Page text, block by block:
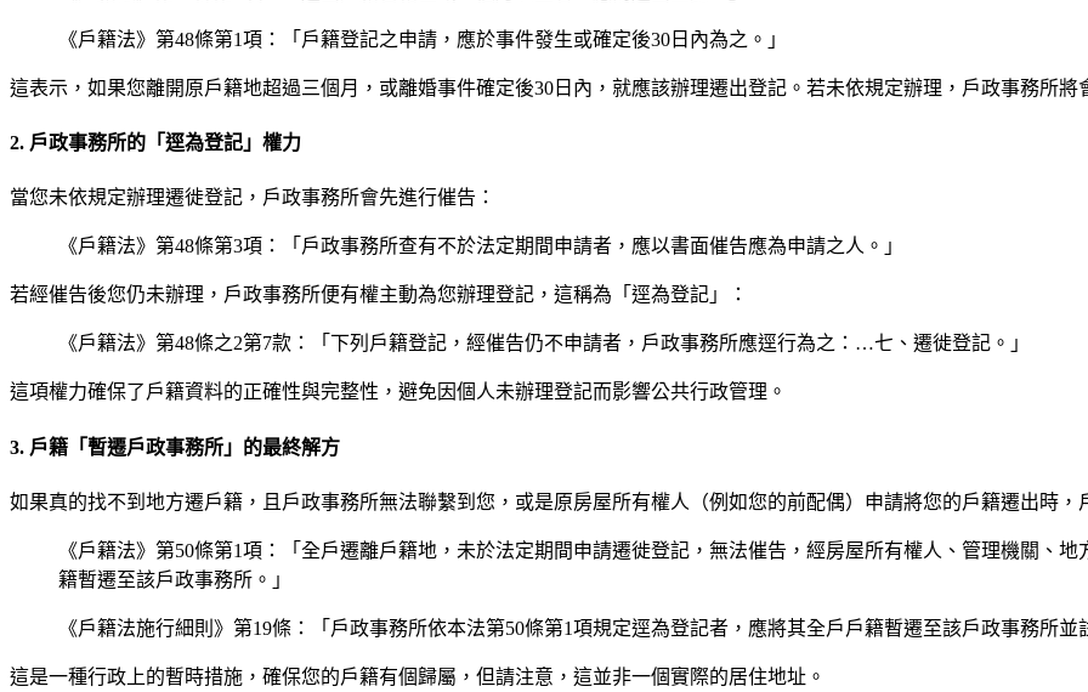
《戶籍法》第48條第1項：「戶籍登記之申請，應於事件發生或確定後30日內為之。」
這表示，如果您離開原戶籍地超過三個月，或離婚事件確定後30日內，就應該辦理遷出登記。若未依規定辦理，戶政事務所將
2. 戶政事務所的「逕為登記」權力
當您未依規定辦理遷徙登記，戶政事務所會先進行催告：
《戶籍法》第48條第3項：「戶政事務所查有不於法定期間申請者，應以書面催告應為申請之人。」
若經催告後您仍未辦理，戶政事務所便有權主動為您辦理登記，這稱為「逕為登記」：
《戶籍法》第48條之2第7款：「下列戶籍登記，經催告仍不申請者，戶政事務所應逕行為之：…七、遷徙登記。」
這項權力確保了戶籍資料的正確性與完整性，避免因個人未辦理登記而影響公共行政管理。
3. 戶籍「暫遷戶政事務所」的最終解方
如果真的找不到地方遷戶籍，且戶政事務所無法聯繫到您，或是原房屋所有權人（例如您的前配偶）申請將您的戶籍遷出時，
《戶籍法》第50條第1項：「全戶遷離戶籍地，未於法定期間申請遷徙登記，無法催告，經房屋所有權人、管理機關、
籍暫遷至該戶政事務所。」
《戶籍法施行細則》第19條：「戶政事務所依本法第50條第1項規定逕為登記者，應將其全戶戶籍暫遷至該戶政事務所並
這是一種行政上的暫時措施，確保您的戶籍有個歸屬，但請注意，這並非一個實際的居住地址。